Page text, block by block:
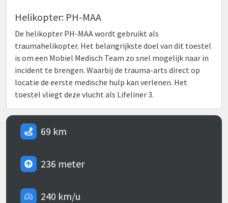
Helikopter: PH-MAA
De helikopter PH-MAA wordt gebruikt als
traumahelikopter. Het belangrijkste doel van dit toestel
is om een Mobiel Medisch Team zo snel mogelijk naar in
incident te brengen. Waarbij de trauma-arts direct op
locatie de eerste medische hulp kan verlenen. Het
toestel vliegt deze vlucht als Lifeliner 3.
69 km
236 meter
240 km/u